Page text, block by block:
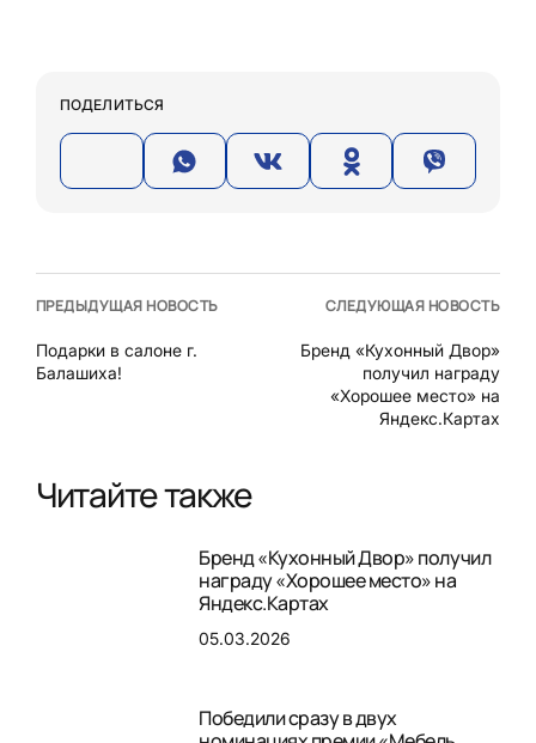
ПОДЕЛИТЬСЯ
ПРЕДЫДУЩАЯ НОВОСТЬ
Подарки в салоне г.
Балашиха!
СЛЕДУЮЩАЯ НОВОСТЬ
Бренд «Кухонный Двор»
получил награду
«Хорошее место» на
Яндекс.Картах
Читайте также
Бренд «Кухонный Двор» получил
награду «Хорошее место» на
Яндекс.Картах
05.03.2026
Победили сразу в двух